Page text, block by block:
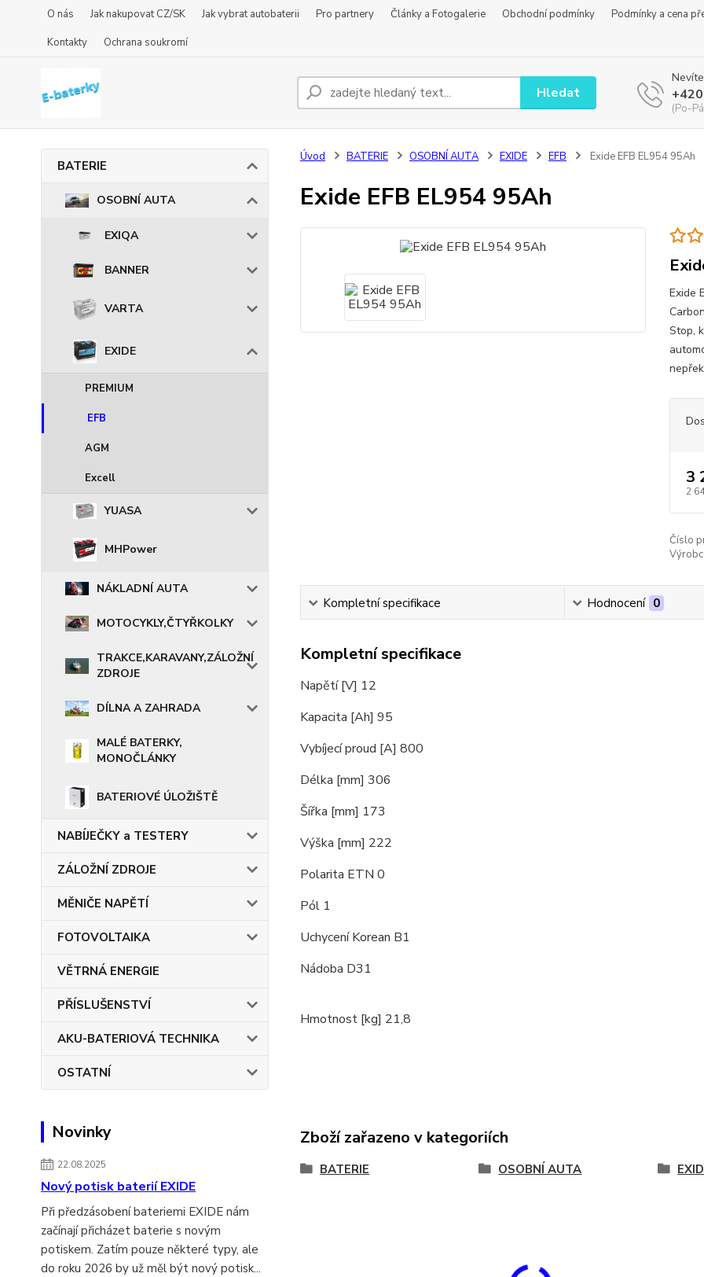
O nás Jak nakupovat CZ/SK Jak vybrat autobaterii Pro partnery Články a Fotogalerie Obchodní podmínky
Podmínky a cena
Kontakty
Ochrana soukromí
Hledat
(Po-
BATERIE
OSOBNÍ AUTA
EXIQA
BANNER
VARTA
EXIDE
PREMIUM
EFB
AGM
Excell
YUASA
MHPower
NÁKLADNÍ AUTA
MOTOCYKLY,ČTYŘKOLKY
TRAKCE,KARAVANY,ZÁLOŽNÍ
ZDROJE
DÍLNA A ZAHRADA
MALÉ BATERKY,
MONOČLÁNKY
BATERIOVÉ ÚLOŽIŠTĚ
NABÍJEČKY a TESTERY
ZÁLOŽNÍ ZDROJE
MĚNIČE NAPĚTÍ
FOTOVOLTAIKA
VĚTRNÁ ENERGIE
PŘÍSLUŠENSTVÍ
AKU-BATERIOVÁ TECHNIKA
OSTATNÍ
Novinky
22.08.2025
Nový potisk baterií EXIDE
Při předzásobení bateriemi EXIDE nám
začínají přicházet baterie s novým
potiskem. Zatím pouze některé typy, ale
do roku 2026 by už měl být nový potisk...
Úvod BATERIE OSOBNÍ AUTA EXIDE EFB Exide EFB EL954 95Ah
Exide EFB EL954 95Ah
Exide
Stop,
3
2
Číslo
Kompletní specifikace Hodnocení 0
Kompletní specifikace
Napětí [V] 12
Kapacita [Ah] 95
Vybíjecí proud [A] 800
Délka [mm] 306
Šířka [mm] 173
Výška [mm] 222
Polarita ETN 0
Pól 1
Uchycení Korean B1
Nádoba D31
Hmotnost [kg] 21,8
Zboží zařazeno v kategoriích
BATERIE OSOBNÍ AUTA